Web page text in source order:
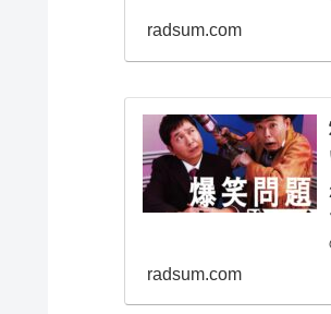
radsum.com
radsum.com